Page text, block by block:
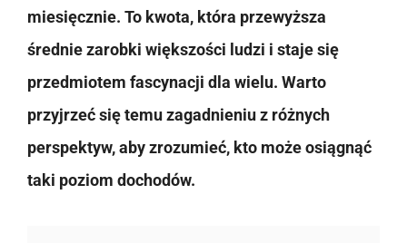
miesięcznie. To kwota, która przewyższa
średnie zarobki większości ludzi i staje się
przedmiotem fascynacji dla wielu. Warto
przyjrzeć się temu zagadnieniu z różnych
perspektyw, aby zrozumieć, kto może osiągnąć
taki poziom dochodów.